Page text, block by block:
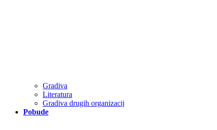
Gradiva
Literatura
Gradiva drugih organizacij
Pobude